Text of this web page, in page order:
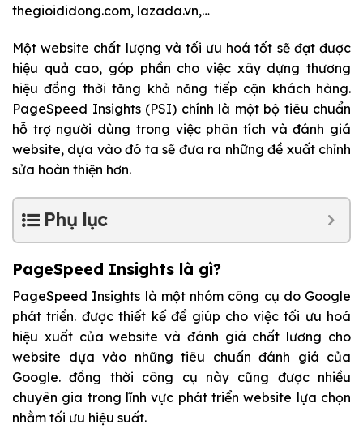
thegioididong.com, lazada.vn,…
Một website chất lượng và tối ưu hoá tốt sẽ đạt được
hiệu quả cao, góp phần cho việc xây dựng thương
hiệu đồng thời tăng khả năng tiếp cận khách hàng.
PageSpeed Insights(PSI) chính là một bộ tiêu chuẩn
hỗ trợ người dùng trong việc phân tích và đánh giá
website, dựa vào đó ta sẽ đưa ra những đề xuất chỉnh
sửa hoàn thiện hơn.
Phụ lục
PageSpeed Insights là gì?
PageSpeed Insights là một nhóm công cụ do Google
phát triển. được thiết kế để giúp cho việc tối ưu hoá
hiệu xuất của website và đánh giá chất lương cho
website dựa vào những tiêu chuẩn đánh giá của
Google. đồng thời công cụ này cũng được nhiều
chuyên gia trong lĩnh vực phát triển website lựa chọn
nhằm tối ưu hiệu suất.